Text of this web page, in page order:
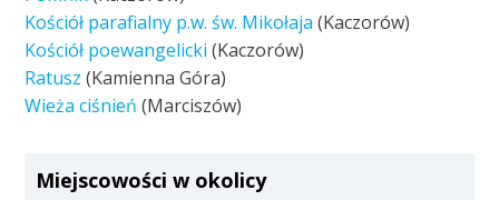
Kościół parafialny p.w. św. Mikołaja (Kaczorów)
Kościół poewangelicki (Kaczorów)
Ratusz (Kamienna Góra)
Wieża ciśnień (Marciszów)
Miejscowości w okolicy